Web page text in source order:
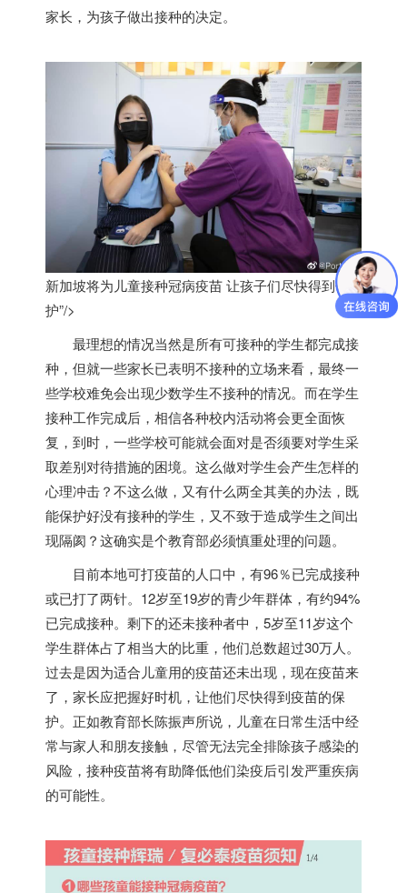
家长，为孩子做出接种的决定。
新加坡将为儿童接种冠病疫苗 让孩子们尽快得到保
护”/>
最理想的情况当然是所有可接种的学生都完成接
种，但就一些家长已表明不接种的立场来看，最终一
些学校难免会出现少数学生不接种的情况。而在学生
接种工作完成后，相信各种校内活动将会更全面恢
复，到时，一些学校可能就会面对是否须要对学生采
取差别对待措施的困境。这么做对学生会产生怎样的
心理冲击？不这么做，又有什么两全其美的办法，既
能保护好没有接种的学生，又不致于造成学生之间出
现隔阂？这确实是个教育部必须慎重处理的问题。
目前本地可打疫苗的人口中，有96％已完成接种
或已打了两针。12岁至19岁的青少年群体，有约94%
已完成接种。剩下的还未接种者中，5岁至11岁这个
学生群体占了相当大的比重，他们总数超过30万人。
过去是因为适合儿童用的疫苗还未出现，现在疫苗来
了，家长应把握好时机，让他们尽快得到疫苗的保
护。正如教育部长陈振声所说，儿童在日常生活中经
常与家人和朋友接触，尽管无法完全排除孩子感染的
风险，接种疫苗将有助降低他们染疫后引发严重疾病
的可能性。